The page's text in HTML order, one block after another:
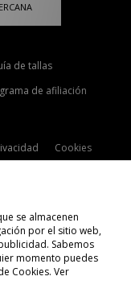
de tallas
de afiliación
Cookies
se almacenen
por el sitio web,
Sabemos
momento puedes
Cookies. Ver